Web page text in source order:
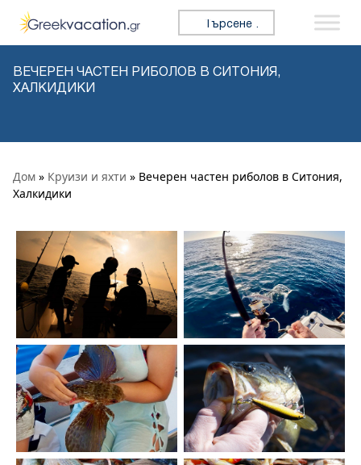
Премини към съдържанието
Търсене за:
ВЕЧЕРЕН ЧАСТЕН РИБОЛОВ В СИТОНИЯ,
ХАЛКИДИКИ
Дом » Круизи и яхти » Вечерен частен риболов в Ситония,
Халкидики